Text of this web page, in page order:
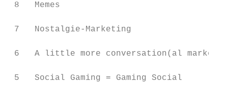
8   Memes
7   Nostalgie-Marketing
6   A little more conversation(al
5   Social Gaming = Gaming Social